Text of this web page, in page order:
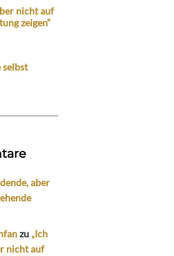
nicht auf
zeigen“
selbst
aber
zu „Ich
nicht auf